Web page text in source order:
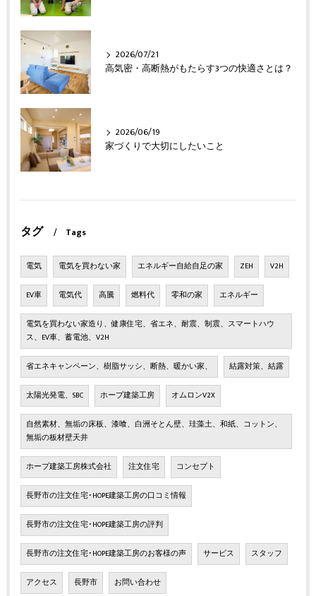
2026/07/21
高気密・高断熱がもたらす3つの快適さとは？
2026/06/19
家づくりで大切にしたいこと
タグ Tags
電気 電気を買わない家 エネルギー自給自足の家 ZEH V2H
EV車 電気代 高騰 燃料代 零和の家 エネルギー
電気を買わない家造り、健康住宅、省エネ、耐震、制震、スマートハウ
ス、EV車、蓄電池、V2H
省エネキャンペーン、樹脂サッシ、断熱、暖かい家、 結露対策、結露
太陽光発電、SBC ホープ建築工房 オムロンV2X
自然素材、無垢の床板、漆喰、白洲そとん壁、珪藻土、和紙、コットン、
無垢の板材壁天井
ホープ建築工房株式会社 注文住宅 コンセプト
長野市の注文住宅･HOPE建築工房の口コミ情報
長野市の注文住宅･HOPE建築工房の評判
長野市の注文住宅･HOPE建築工房のお客様の声 サービス スタッフ
アクセス 長野市 お問い合わせ